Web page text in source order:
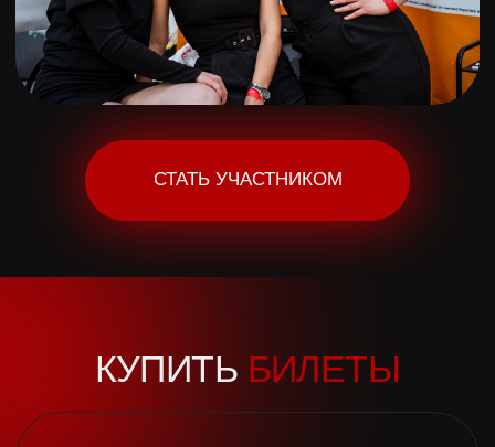
ПОПУЛЯРНЫЕ
VIP
Отдельный вход без очереди.
5.500 руб.